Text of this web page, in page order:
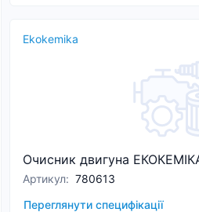
Ekokemika
Очисник двигуна
Артикул: 780613
Переглянути специфікації